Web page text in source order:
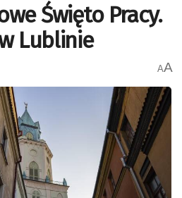
Święto Pracy.
Lublinie
AA